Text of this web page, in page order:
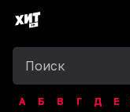
А Б В Г Д Е